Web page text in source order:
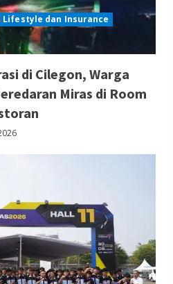
Lifestyle dan Insurance
di Cilegon, Warga
Miras di Room